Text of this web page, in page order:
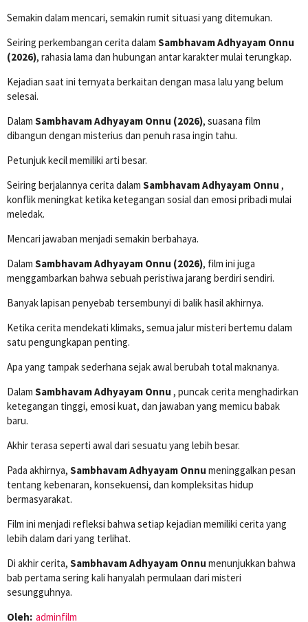
Semakin dalam mencari, semakin rumit situasi yang ditemukan.
Seiring perkembangan cerita dalam Sambhavam Adhyayam Onnu
(2026), rahasia lama dan hubungan antar karakter mulai terungkap.
Kejadian saat ini ternyata berkaitan dengan masa lalu yang belum
selesai.
Dalam Sambhavam Adhyayam Onnu (2026), suasana film
dibangun dengan misterius dan penuh rasa ingin tahu.
Petunjuk kecil memiliki arti besar.
Seiring berjalannya cerita dalam Sambhavam Adhyayam Onnu ,
konflik meningkat ketika ketegangan sosial dan emosi pribadi mulai
meledak.
Mencari jawaban menjadi semakin berbahaya.
Dalam Sambhavam Adhyayam Onnu (2026), film ini juga
menggambarkan bahwa sebuah peristiwa jarang berdiri sendiri.
Banyak lapisan penyebab tersembunyi di balik hasil akhirnya.
Ketika cerita mendekati klimaks, semua jalur misteri bertemu dalam
satu pengungkapan penting.
Apa yang tampak sederhana sejak awal berubah total maknanya.
Dalam Sambhavam Adhyayam Onnu , puncak cerita menghadirkan
ketegangan tinggi, emosi kuat, dan jawaban yang memicu babak
baru.
Akhir terasa seperti awal dari sesuatu yang lebih besar.
Pada akhirnya, Sambhavam Adhyayam Onnu meninggalkan pesan
tentang kebenaran, konsekuensi, dan kompleksitas hidup
bermasyarakat.
Film ini menjadi refleksi bahwa setiap kejadian memiliki cerita yang
lebih dalam dari yang terlihat.
Di akhir cerita, Sambhavam Adhyayam Onnu menunjukkan bahwa
bab pertama sering kali hanyalah permulaan dari misteri
sesungguhnya.
Oleh: adminfilm